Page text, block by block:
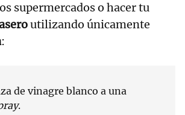
supermercados o hacer tu
utilizando únicamente
:
de vinagre blanco a una
.